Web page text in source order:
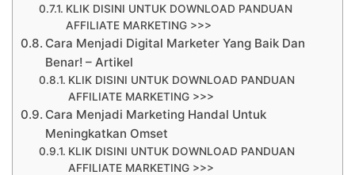
KLIK DISINI UNTUK DOWNLOAD PANDUAN
AFFILIATE MARKETING >>>
Cara Menjadi Digital Marketer Yang Baik Dan
Benar! – Artikel
KLIK DISINI UNTUK DOWNLOAD PANDUAN
AFFILIATE MARKETING >>>
Cara Menjadi Marketing Handal Untuk
Meningkatkan Omset
KLIK DISINI UNTUK DOWNLOAD PANDUAN
AFFILIATE MARKETING >>>